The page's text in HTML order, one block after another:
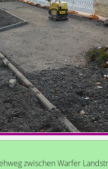
zwischen Warfer